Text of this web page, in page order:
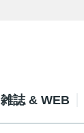
雑誌 & WEB